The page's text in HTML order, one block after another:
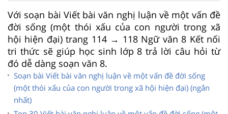
Với soạn bài Viết bài văn nghị luận về một vấn đề
đời sống (một thói xấu của con người trong xã
hội hiện đại) trang 114 → 118 Ngữ văn 8 Kết nối
tri thức sẽ giúp học sinh lớp 8 trả lời câu hỏi từ
đó dễ dàng soạn văn 8.
Soạn bài Viết bài văn nghị luận về một vấn đề đời sống
(một thói xấu của con người trong xã hội hiện đại) (ngắn
nhất)